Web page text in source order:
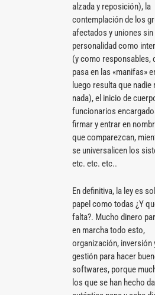
alzada y reposición), la
contemplación de los
afectados y uniones sin
personalidad como
(y como responsables,
pasa en las «manifas»
luego resulta que nadie
nada), el inicio de
funcionarios
firmar y entrar en
que comparezcan,
se universalicen los
etc. etc. etc..
En definitiva, la ley es
papel como todas ¿Y
falta?. Mucho dinero
en marcha todo esto,
organización, inversión
gestión para hacer
softwares, porque
los que se han hecho